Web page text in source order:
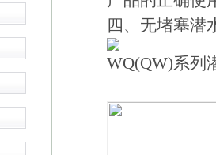
四、 无堵塞潜
WQ(QW)系列